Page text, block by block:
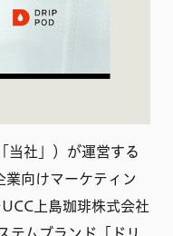
当社」）が運営する
業向けマーケティン
上島珈琲株式会社